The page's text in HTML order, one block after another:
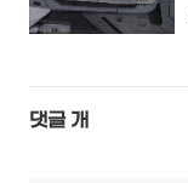
댓글 개